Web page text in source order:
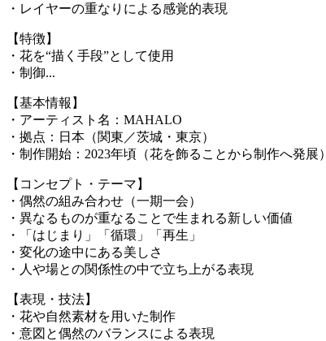
・レイヤーの重なりによる感覚的表現
【特徴】
・花を“描く手段”として使用
・制御...
【基本情報】
・アーティスト名：MAHALO
・拠点：日本（関東／茨城・東京）
・制作開始：2023年頃（花を飾ることから制作へ発展）
【コンセプト・テーマ】
・偶然の組み合わせ（一期一会）
・異なるものが重なることで生まれる新しい価値
・「はじまり」「循環」「再生」
・変化の途中にある美しさ
・人や場との関係性の中で立ち上がる表現
【表現・技法】
・花や自然素材を用いた制作
・意図と偶然のバランスによる表現